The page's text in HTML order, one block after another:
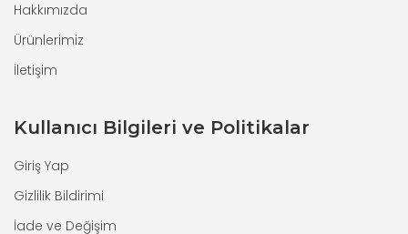
Hakkımızda
Ürünlerimiz
İletişim
Kullanıcı Bilgileri ve Politikalar
Giriş Yap
Gizlilik Bildirimi
İade ve Değişim